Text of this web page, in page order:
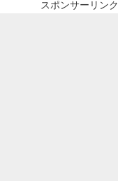
スポンサーリンク